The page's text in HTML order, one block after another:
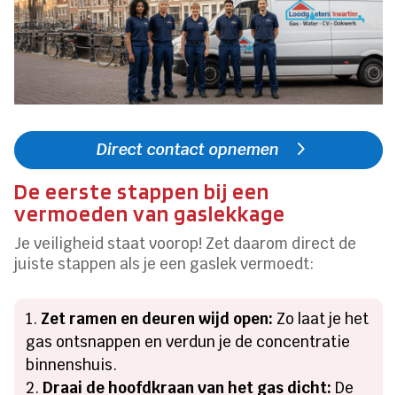
Direct contact opnemen
De eerste stappen bij een
vermoeden van gaslekkage
Je veiligheid staat voorop! Zet daarom direct de
juiste stappen als je een gaslek vermoedt:
Zet ramen en deuren wijd open: Zo laat je het
gas ontsnappen en verdun je de concentratie
binnenshuis.
Draai de hoofdkraan van het gas dicht: De